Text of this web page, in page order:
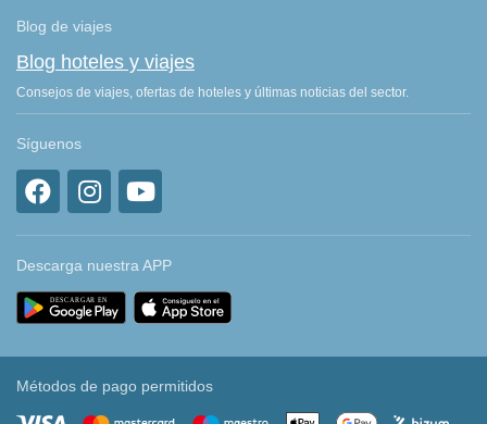
Blog de viajes
Blog hoteles y viajes
Consejos de viajes, ofertas de hoteles y últimas noticias del sector.
Síguenos
Descarga nuestra APP
Métodos de pago permitidos